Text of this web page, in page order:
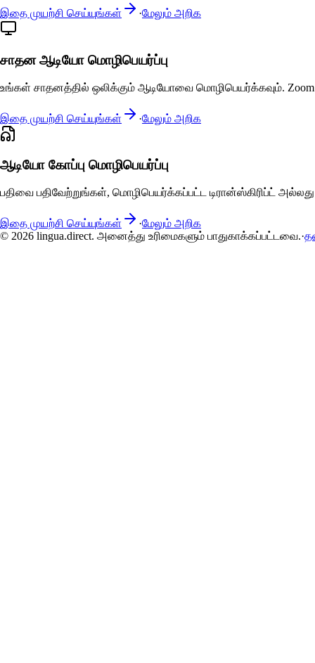
இதை முயற்சி செய்யுங்கள் ·மேலும் அறிக
சாதன ஆடியோ மொழிபெயர்ப்பு
உங்கள் சாதனத்தில் ஒலிக்கும் ஆடியோவை மொழிபெயர்க்கவும்.
இதை முயற்சி செய்யுங்கள் ·மேலும் அறிக
ஆடியோ கோப்பு மொழிபெயர்ப்பு
பதிவை பதிவேற்றுங்கள், மொழிபெயர்க்கப்பட்ட டிரான்ஸ்கிரிப்ட்
இதை முயற்சி செய்யுங்கள் ·மேலும் அறிக
© 2026 lingua.direct. அனைத்து உரிமைகளும் பாதுகாக்கப்பட்டவை.·